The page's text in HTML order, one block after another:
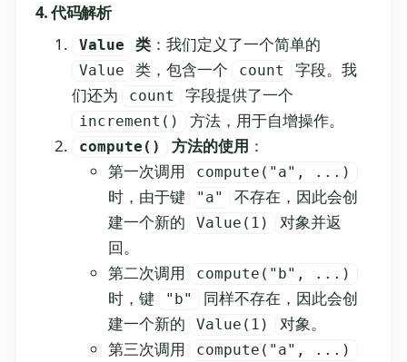
4. 代码解析
Value 类 ：我们定义了一个简单的
Value 类，包含一个 count
字段。我
们还为
count 字段提供了一个
increment() 方法，用于自增操作。
compute() 方法的使用 ：
第一次调用
compute("a", ...)
时，由于键 "a"
不存在，因此会创
建一个新的
Value(1)
对象并返
回。
第二次调用
compute("b", ...)
时，键 "b"
同样不存在，因此会创
建一个新的
Value(1)
对象。
第三次调用
compute("a", ...)